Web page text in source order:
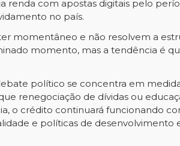
renda com apostas digitais pelo
no país.
momentâneo e não resolvem a
momento, mas a tendência é
político se concentra em
renegociação de dívidas ou
o crédito continuará funcionando
e políticas de desenvolvimento